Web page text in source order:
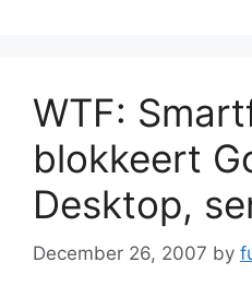
WTF:
blokkeert
Desktop,
December 26, 2007 by